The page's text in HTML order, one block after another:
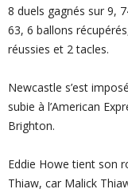
8 duels gagnés sur 9,
63, 6 ballons
réussies et 2 tacles.
Newcastle s’est
subie à l’American
Brighton.
Eddie Howe tient son
Thiaw, car Malick